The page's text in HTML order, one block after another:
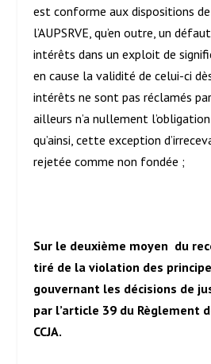
est conforme aux dispositions
l’AUPSRVE, qu’en outre, un
intérêts dans un exploit de
en cause la validité de celui-ci
intérêts ne sont pas réclamés
ailleurs n’a nullement
qu’ainsi, cette exception
rejetée comme non fondée ;
Sur le deuxième moyen du
tiré de la violation des
gouvernant les décisions de
par l’article 39 du Règlement
CCJA.